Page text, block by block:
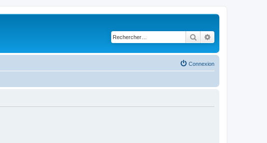
Rechercher
Connexion